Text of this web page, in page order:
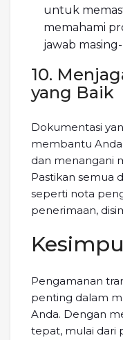
untuk
memahami
jawab
10.
yang Baik
Dokumentasi
membantu
dan menangani
Pastikan semua
seperti nota
penerimaan,
Pengamanan
penting dalam
Anda. Dengan
tepat, mulai dari